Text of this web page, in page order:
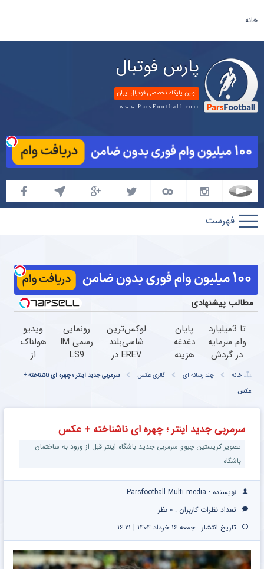
خانه
پارس فوتبال
اولین پایگاه تخصصی فوتبال ایران
www.ParsFootball.com
پارس
فوتبال
مطالب پیشنهادی
تا 3میلیارد
وام سرمایه
در گردش
=>
فروشگاهت
رو ثبت
پایان
دغدغه
هزینه
دندان
با پک
کننده
خانگی
لوکس‌ترین
شاسی‌بلند
EREV در
توسط نیکا
رونمایی
رونمایی
رسمی IM
LS9
EREV در
ویدیو
هولناک
از
کارتن
که
آموزش
خانه چند رسانه ای گالری عکس
سرمربی جدید اینتر ؛ چهره ای ناشناخته +
عکس
سرمربی جدید اینتر ؛ چهره ای ناشناخته + عکس
تصویر کریستین چیوو سرمربی جدید باشگاه اینتر قبل از ورود به ساختمان
باشگاه
نویسنده : Parsfootball Multi media
تعداد نظرات کاربران : ۰ نظر
تاریخ انتشار : جمعه ۱۶ خرداد ۱۴۰۴ | ۱۶:۲۱